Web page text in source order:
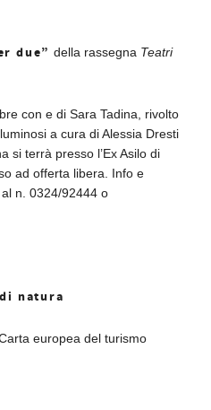
due” della rassegna Teatri
con e di Sara Tadina, rivolto
a cura di Alessia Dresti
si terrà presso l’Ex Asilo di
ad offerta libera. Info e
n. 0324/92444 o
natura
europea del turismo